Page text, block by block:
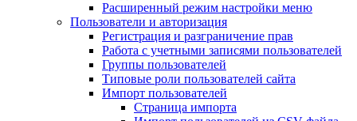
Расширенный режим настройки меню
Пользователи и авторизация
Регистрация и разграничение прав
Работа с учетными записями пользователей
Группы пользователей
Типовые роли пользователей сайта
Импорт пользователей
Страница импорта